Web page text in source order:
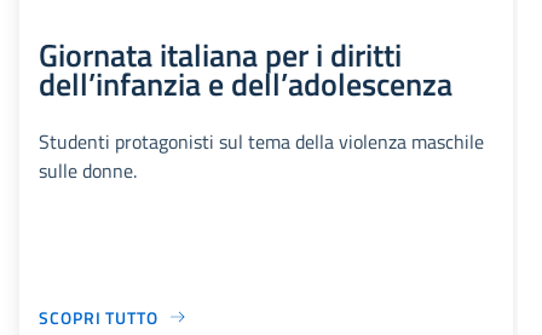
Giornata italiana per i diritti
dell’infanzia e dell’adolescenza
Studenti protagonisti sul tema della violenza maschile
sulle donne.
SCOPRI TUTTO